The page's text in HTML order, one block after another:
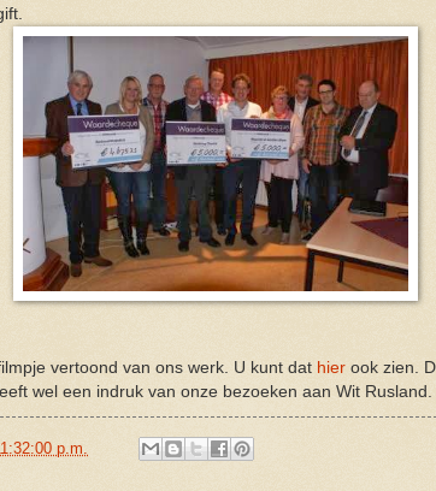
vertoond van ons werk. U kunt dat hier ook zien.
wel een indruk van onze bezoeken aan Wit Rusland.
p.m.